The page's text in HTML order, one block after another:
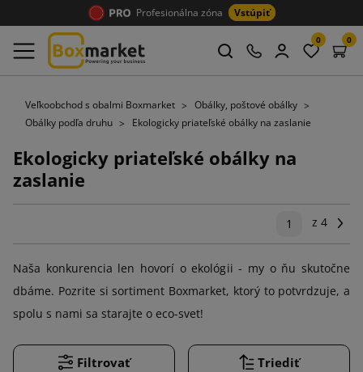
Profesionálna zóna Vstúpiť
0 0
Veľkoobchod s obalmi Boxmarket
Obálky, poštové obálky
Obálky podľa druhu
Ekologicky priateľské obálky na zaslanie
Ekologicky priateľské obálky na
zaslanie
1 z 4
Naša konkurencia len hovorí o ekológii - my o ňu skutočne
dbáme. Pozrite si sortiment Boxmarket, ktorý to potvrdzuje, a
spolu s nami sa starajte o eco-svet!
Filtrovať Triediť